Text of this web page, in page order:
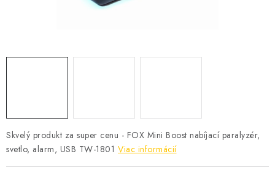
Skvelý produkt za super cenu - FOX Mini Boost nabíjací paralyzér,
svetlo, alarm, USB TW-1801 Viac informácií